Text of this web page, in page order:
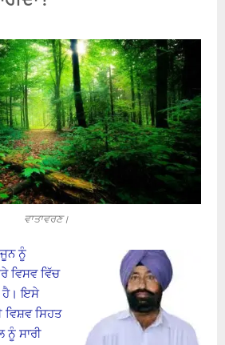
ਵਾਤਾਵਰਣ।
ਜੂਨ ਨੂੰ
ਵਿਸਵ ਵਿੱਚ
ਹੈ। ਇਸੇ
ਵਿਸ਼ਵ ਸਿਹਤ
ਨੂੰ ਸਾਰੀ